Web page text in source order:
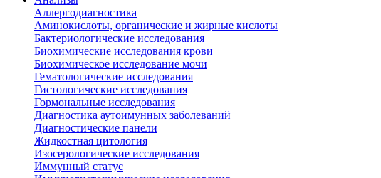
Аллергодиагностика
Аминокислоты, органические и жирные кислоты
Бактериологические исследования
Биохимические исследования крови
Биохимическое исследование мочи
Гематологические исследования
Гистологические исследования
Гормональные исследования
Диагностика аутоимунных заболеваний
Диагностические панели
Жидкостная цитология
Изосерологические исследования
Иммунный статус